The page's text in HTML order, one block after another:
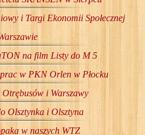
i Targi Ekonomii Społecznej
na film Listy do M 5
w PKN Orlen w Płocku
Otrębusów i Warszawy
Olsztynka i Olsztyna
w naszych WTZ